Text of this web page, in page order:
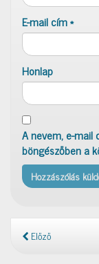
E-mail cím*
Honlap
A nevem, e-
böngészőben a
Előző